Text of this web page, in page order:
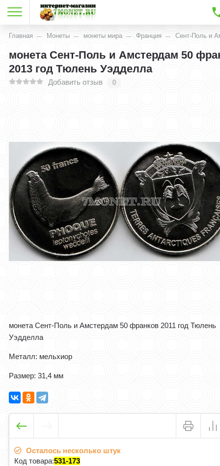
Главная Монеты монеты мира Франция Сент-Поль и
монета Сент-Поль и Амстердам 50
2013 год Тюлень Уэдделла
Добавить отзыв 0
монета Сент-Поль и Амстердам 50 франков 2011 год Тюлень
Уэдделла
Металл: мельхиор
Размер: 31,4 мм
Осталось несколько штук
Код товара:531-173